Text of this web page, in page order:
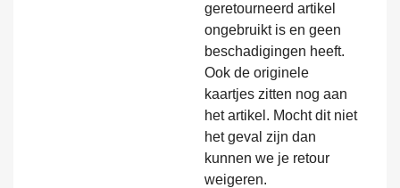
geretourneerd artikel
ongebruikt is en geen
beschadigingen heeft.
Ook de originele
kaartjes zitten nog aan
het artikel. Mocht dit niet
het geval zijn dan
kunnen we je retour
weigeren.